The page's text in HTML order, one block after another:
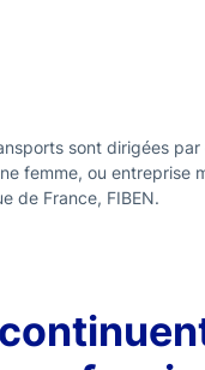
sont dirigées
femme, ou entreprise
de France, FIBEN.